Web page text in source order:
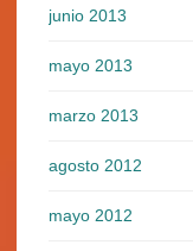
junio 2013
mayo 2013
marzo 2013
agosto 2012
mayo 2012